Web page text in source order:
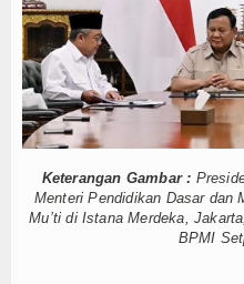
Hukum
Nasional
Pendidikan
Dunia Islam
Aktif Dukung Siraman Rohani
Cianjur Tingkatkan
Pelayanan Publik lewat
Pelaksanaan Program 3 Juta
KH Deni Saepul
Truk Tangki 5.000 Liter untuk
10 Agustus untuk SLHS
Rumah Makan ke
Program JKN Berlanjut
Akhir Penantian Nelayan
Keterangan Gambar :
Menteri Pendidikan Dasar dan
Mu’ti di Istana Merdeka,
BPMI